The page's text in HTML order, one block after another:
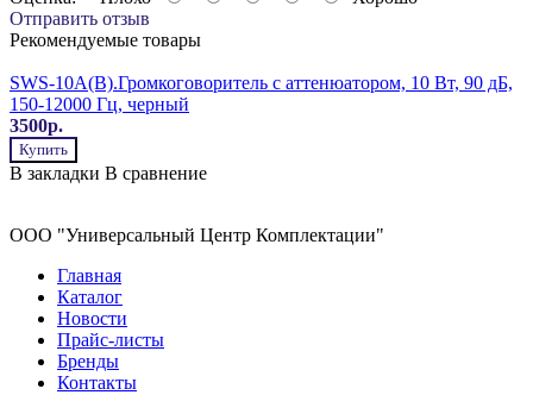
Отправить отзыв
Рекомендуемые товары
SWS-10A(B).Громкоговоритель с аттенюатором, 10 Вт, 90 дБ,
150-12000 Гц, черный
3500р.
Купить
В закладки В сравнение
ООО "Универсальный Центр Комплектации"
Главная
Каталог
Новости
Прайс-листы
Бренды
Контакты